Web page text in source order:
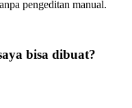
pengeditan manual.
bisa dibuat?